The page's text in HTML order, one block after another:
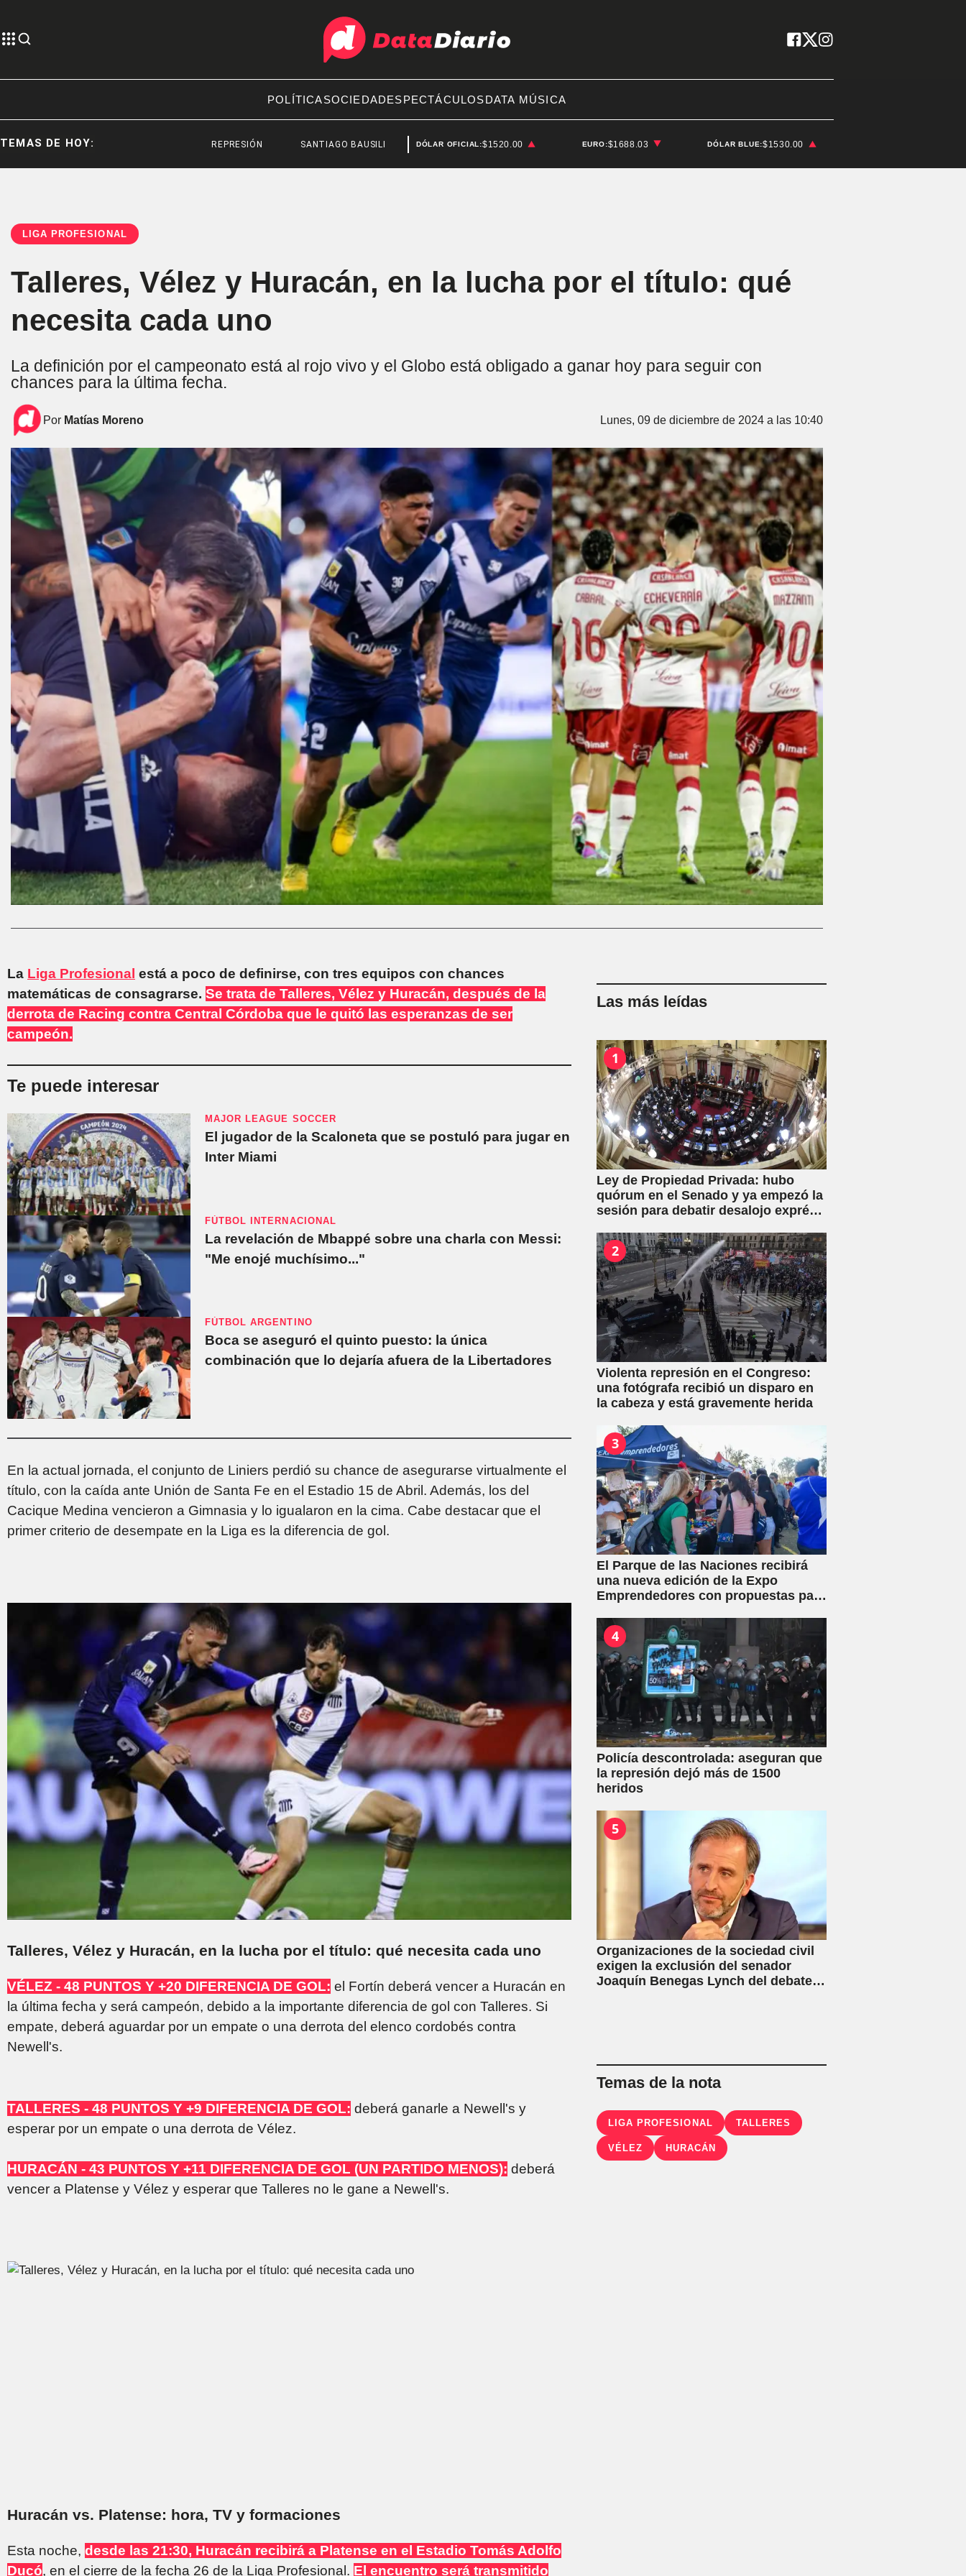
POLÍTICASOCIEDADESPECTÁCULOSDATA MÚSICA
TEMAS DE HOY: REPRESIÓN SANTIAGO BAUSILI SENADO DÓLAR OFICIAL:$1520.00 EURO:$1688.03 DÓLAR BLUE:$1530.00
LIGA PROFESIONAL
Talleres, Vélez y Huracán, en la lucha por el título: qué
necesita cada uno
La definición por el campeonato está al rojo vivo y el Globo está obligado a ganar hoy para seguir con
chances para la última fecha.
Por Matías Moreno Lunes, 09 de diciembre de 2024 a las 10:40
La Liga Profesional está a poco de definirse, con tres equipos con chances
matemáticas de consagrarse. Se trata de Talleres, Vélez y Huracán, después de la
derrota de Racing contra Central Córdoba que le quitó las esperanzas de ser
campeón.
Te puede interesar
MAJOR LEAGUE SOCCER
El jugador de la Scaloneta que se postuló para jugar en
Inter Miami
FÚTBOL INTERNACIONAL
La revelación de Mbappé sobre una charla con Messi:
"Me enojé muchísimo..."
FÚTBOL ARGENTINO
Boca se aseguró el quinto puesto: la única
combinación que lo dejaría afuera de la Libertadores
En la actual jornada, el conjunto de Liniers perdió su chance de asegurarse virtualmente el
título, con la caída ante Unión de Santa Fe en el Estadio 15 de Abril. Además, los del
Cacique Medina vencieron a Gimnasia y lo igualaron en la cima. Cabe destacar que el
primer criterio de desempate en la Liga es la diferencia de gol.
Talleres, Vélez y Huracán, en la lucha por el título: qué necesita cada uno
VÉLEZ - 48 PUNTOS Y +20 DIFERENCIA DE GOL: el Fortín deberá vencer a Huracán en
la última fecha y será campeón, debido a la importante diferencia de gol con Talleres. Si
empate, deberá aguardar por un empate o una derrota del elenco cordobés contra
Newell's.
TALLERES - 48 PUNTOS Y +9 DIFERENCIA DE GOL: deberá ganarle a Newell's y
esperar por un empate o una derrota de Vélez.
HURACÁN - 43 PUNTOS Y +11 DIFERENCIA DE GOL (UN PARTIDO MENOS): deberá
vencer a Platense y Vélez y esperar que Talleres no le gane a Newell's.
Huracán vs. Platense: hora, TV y formaciones
Esta noche, desde las 21:30, Huracán recibirá a Platense en el Estadio Tomás Adolfo
Ducó, en el cierre de la fecha 26 de la Liga Profesional. El encuentro será transmitido
Las más leídas
1
Ley de Propiedad Privada: hubo
quórum en el Senado y ya empezó la
sesión para debatir desalojo exprés
2
Violenta represión en el Congreso:
una fotógrafa recibió un disparo en
la cabeza y está gravemente herida
3
El Parque de las Naciones recibirá
una nueva edición de la Expo
Emprendedores con propuestas para
4
Policía descontrolada: aseguran que
la represión dejó más de 1500
heridos
5
Organizaciones de la sociedad civil
exigen la exclusión del senador
Joaquín Benegas Lynch del debate
Temas de la nota
LIGA PROFESIONAL TALLERES
VÉLEZ HURACÁN